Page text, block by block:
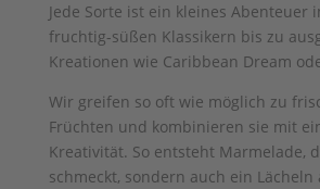
Jede Sorte ist ein kleines Abenteuer
fruchtig-süßen Klassikern bis zu
Kreationen wie Caribbean Dream
Wir greifen so oft wie möglich zu
Früchten und kombinieren sie mit
Kreativität. So entsteht Marmelade,
schmeckt, sondern auch ein Lächeln